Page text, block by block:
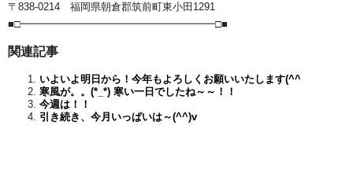
〒838-0214 福岡県朝倉郡筑前町東小田1291
■□━━━━━━━━━━━━━━━━━━━□■
関連記事
いよいよ明日から！今年もよろしくお願いいたします(^^ゞ
寒風が。。(*_*) 寒い一日でしたね～～！！
今週は！！
引き続き、今月いっぱいは～(^^)v